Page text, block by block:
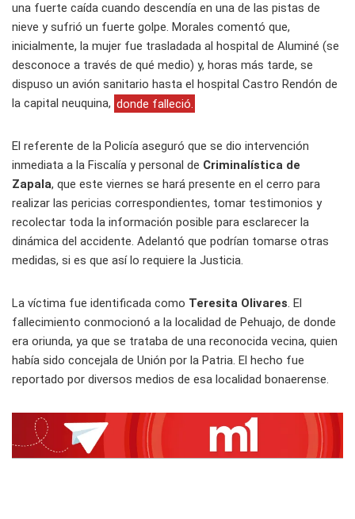
una fuerte caída cuando descendía en una de las pistas de
nieve y sufrió un fuerte golpe. Morales comentó que,
inicialmente, la mujer fue trasladada al hospital de Aluminé (se
desconoce a través de qué medio) y, horas más tarde, se
dispuso un avión sanitario hasta el hospital Castro Rendón de
la capital neuquina, donde falleció.
El referente de la Policía aseguró que se dio intervención
inmediata a la Fiscalía y personal de Criminalística de
Zapala, que este viernes se hará presente en el cerro para
realizar las pericias correspondientes, tomar testimonios y
recolectar toda la información posible para esclarecer la
dinámica del accidente. Adelantó que podrían tomarse otras
medidas, si es que así lo requiere la Justicia.
La víctima fue identificada como Teresita Olivares. El
fallecimiento conmocionó a la localidad de Pehuajo, de donde
era oriunda, ya que se trataba de una reconocida vecina, quien
había sido concejala de Unión por la Patria. El hecho fue
reportado por diversos medios de esa localidad bonaerense.